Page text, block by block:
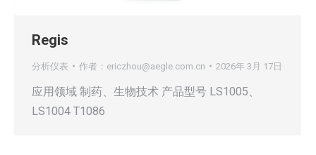
Regis
分析仪表 作者： ericzhou@aegle.com.cn 2026年 3月 17日
应用领域 制药、生物技术 产品型号 LS1005、
LS1004 T1086